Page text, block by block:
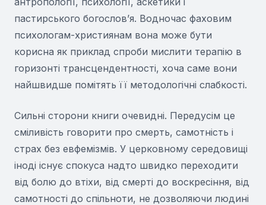
пастирського богослов’я. Водночас фаховим
психологам-християнам вона може бути
корисна як приклад спроби мислити терапію в
горизонті трансцендентності, хоча саме вони
найшвидше помітять її методологічні слабкості.
Сильні сторони книги очевидні. Передусім це
сміливість говорити про смерть, самотність і
страх без евфемізмів. У церковному середовищі
іноді існує спокуса надто швидко переходити
від болю до втіхи, від смерті до воскресіння, від
самотності до спільноти, не дозволяючи людині